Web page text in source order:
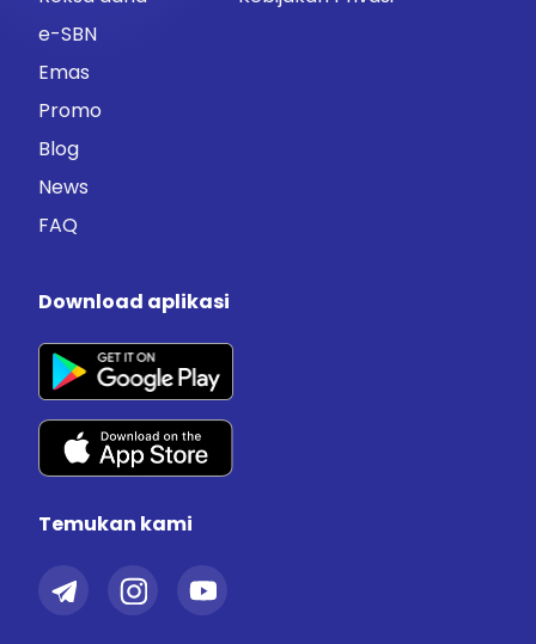
e-SBN
Emas
Promo
Blog
News
FAQ
Download aplikasi
Temukan kami